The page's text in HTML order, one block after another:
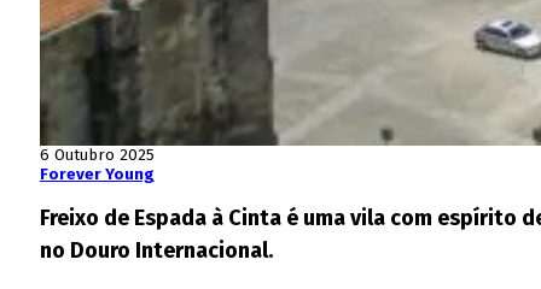
6 Outubro 2025
Forever Young
Freixo de Espada à Cinta é uma vila com
no Douro Internacional.